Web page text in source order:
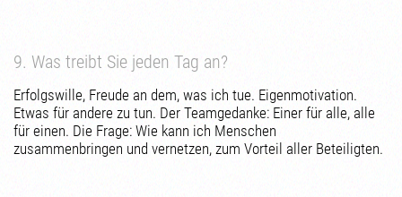
9. Was treibt Sie jeden Tag an?
Erfolgswille, Freude an dem, was ich tue. Eigenmotivation.
Etwas für andere zu tun. Der Teamgedanke: Einer für alle, alle
für einen. Die Frage: Wie kann ich Menschen
zusammenbringen und vernetzen, zum Vorteil aller Beteiligten.